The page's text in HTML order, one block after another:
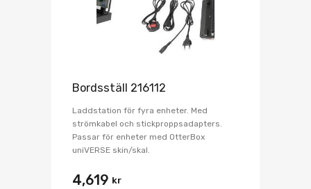
Bordsställ 216112
Laddstation för fyra enheter. Med
strömkabel och stickproppsadapters.
Passar för enheter med OtterBox
uniVERSE skin/skal.
4,619 kr